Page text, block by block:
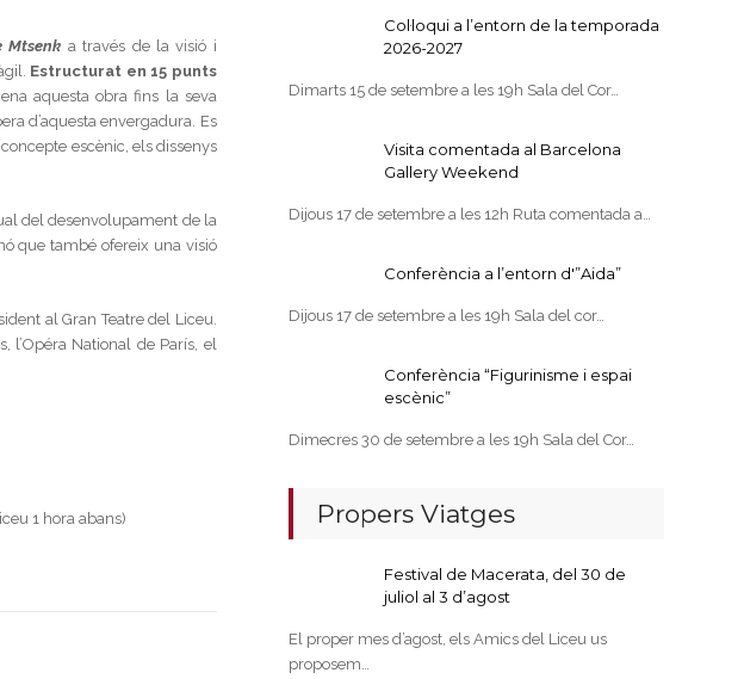
Mtsenk a través de la visió i
Estructurat en 15 punts
aquesta obra fins la seva
d’aquesta envergadura. Es
escènic, els dissenys
del desenvolupament de la
que també ofereix una visió
al Gran Teatre del Liceu.
l’Opéra National de París, el
1 hora abans)
Col·loqui a l’entorn de la temporada
2026-2027
Dimarts 15 de setembre a les 19h Sala del Cor…
Visita comentada al Barcelona
Gallery Weekend
Dijous 17 de setembre a les 12h Ruta comentada a…
Conferència a l’entorn d'”Aida”
Dijous 17 de setembre a les 19h Sala del cor…
Conferència “Figurinisme i espai
escènic”
Dimecres 30 de setembre a les 19h Sala del Cor…
Propers Viatges
Festival de Macerata, del 30 de
juliol al 3 d’agost
El proper mes d’agost, els Amics del Liceu us
proposem…